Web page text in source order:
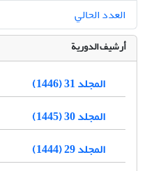
العدد الحالي
أرشيف الدورية
المجلد 31 (1446)
المجلد 30 (1445)
المجلد 29 (1444)